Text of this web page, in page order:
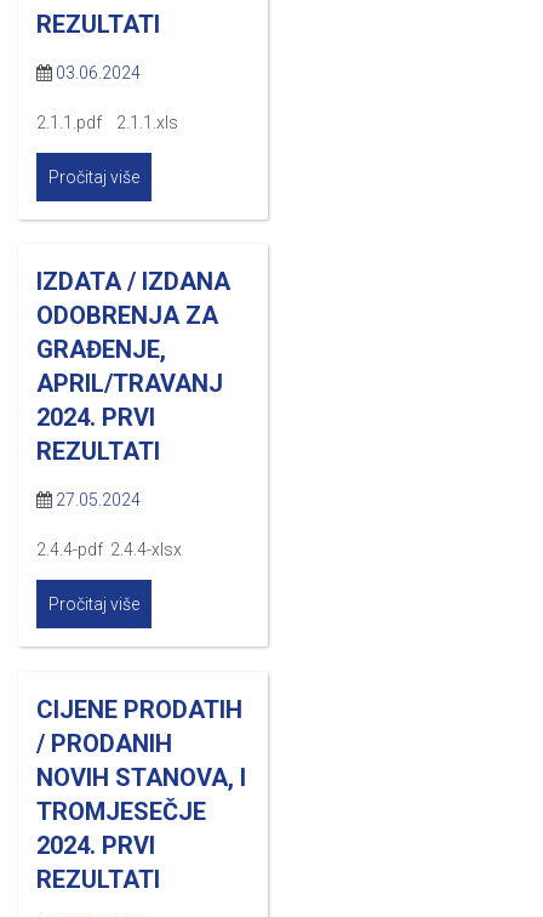
REZULTATI
03.06.2024
2.1.1.pdf 2.1.1.xls
Pročitaj više
IZDATA / IZDANA
ODOBRENJA ZA
GRAĐENJE,
APRIL/TRAVANJ
2024. PRVI
REZULTATI
27.05.2024
2.4.4-pdf 2.4.4-xlsx
Pročitaj više
CIJENE PRODATIH
/ PRODANIH
NOVIH STANOVA, I
TROMJESEČJE
2024. PRVI
REZULTATI